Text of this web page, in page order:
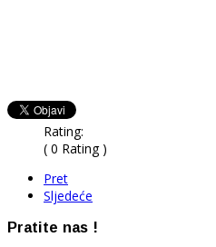
Rating:
( 0 Rating )
Pret
Sljedeće
Pratite nas !